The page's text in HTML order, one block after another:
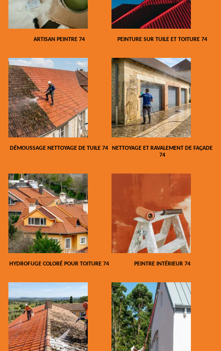
ARTISAN PEINTRE 74 PEINTURE SUR TUILE ET TOITURE 74
DÉMOUSSAGE NETTOYAGE DE TUILE 74
NETTOYAGE ET RAVALEMENT DE FAÇADE
74
HYDROFUGE COLORÉ POUR TOITURE 74 PEINTRE INTÉRIEUR 74